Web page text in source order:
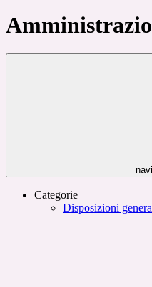
Categorie
Disposizioni